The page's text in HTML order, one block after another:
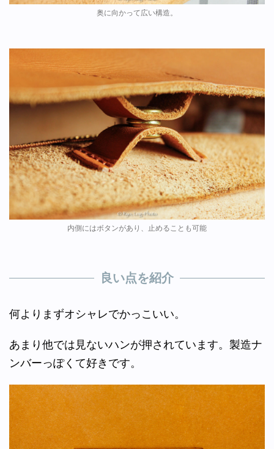
奥に向かって広い構造。
内側にはボタンがあり、止めることも可能
良い点を紹介
何よりまずオシャレでかっこいい。
あまり他では見ないハンが押されています。製造ナ
ンバーっぽくて好きです。